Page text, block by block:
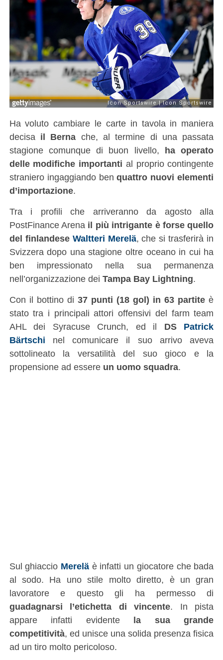
Ha voluto cambiare le carte in tavola in maniera
decisa il Berna che, al termine di una passata
stagione comunque di buon livello, ha operato
delle modifiche importanti al proprio contingente
straniero ingaggiando benquattro nuovi elementi
d’importazione.
Tra i profili che arriveranno da agosto alla
PostFinance Arena il più intrigante è forse quello
del finlandese Waltteri Merelä, che si trasferirà in
Svizzera dopo una stagione oltre oceano in cui ha
ben impressionato nella sua permanenza
nell’organizzazione dei Tampa Bay Lightning.
Con il bottino di 37 punti (18 gol) in 63 partite è
stato tra i principali attori offensivi del farm team
AHL dei Syracuse Crunch, ed il DS Patrick
Bärtschi nel comunicare il suo arrivo aveva
sottolineato la versatilità del suo gioco e la
propensione ad essere un uomo squadra.
Sul ghiaccio Merelä è infatti un giocatore che bada
al sodo. Ha uno stile molto diretto, è un gran
lavoratore e questo gli ha permesso di
guadagnarsi l’etichetta di vincente. In pista
appare infatti evidente la sua grande
competitività, ed unisce una solida presenza fisica
ad un tiro molto pericoloso.